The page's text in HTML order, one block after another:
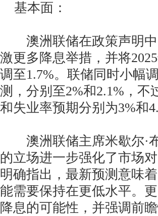
基本面：
澳洲联储在政策声明中
激更多降息举措，并将
调至1.7%。联储同时小幅
测，分别至2%和2.1%，
和失业率预期分别为3%和
澳洲联储主席米歇尔·
的立场进一步强化了市场
明确指出，最新预测意味
能需要保持在更低水平。
降息的可能性，并强调前